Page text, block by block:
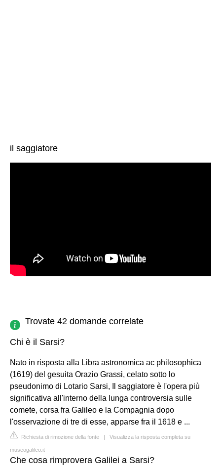
il saggiatore
Trovate 42 domande correlate
Chi è il Sarsi?
Nato in risposta alla Libra astronomica ac philosophica
(1619) del gesuita Orazio Grassi, celato sotto lo
pseudonimo di Lotario Sarsi, Il saggiatore è l'opera più
significativa all'interno della lunga controversia sulle
comete, corsa fra Galileo e la Compagnia dopo
l'osservazione di tre di esse, apparse fra il 1618 e ...
Richiesta di rimozione della fonte | Visualizza la risposta completa su
museogalileo.it
Che cosa rimprovera Galilei a Sarsi?